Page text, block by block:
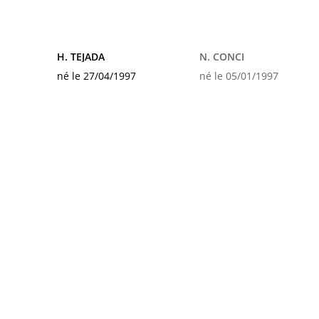
H. TEJADA
né le 27/04/1997
N. CONCI
né le 05/01/1997